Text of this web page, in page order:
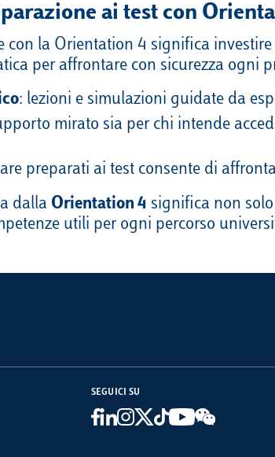
ai test con
con la Orientation 4 significa
per affrontare con sicurezza ogni
: lezioni e simulazioni guidate da
mirato sia per chi intende
preparati ai test consente di
dalla Orientation 4 significa non
utili per ogni percorso
SEGUICI SU